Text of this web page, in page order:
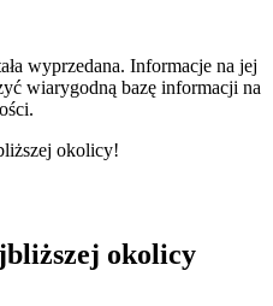
wyprzedana. Informacje na jej
wiarygodną bazę informacji na
okolicy!
okolicy